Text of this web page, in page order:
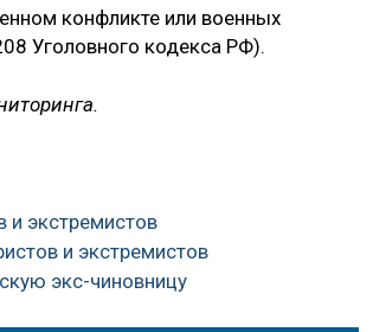
конфликте или военных
Уголовного кодекса РФ).
и экстремистов
и экстремистов
экс-чиновницу